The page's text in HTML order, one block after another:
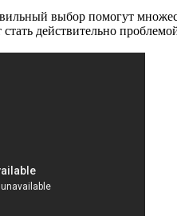
выбор помогут
действительно